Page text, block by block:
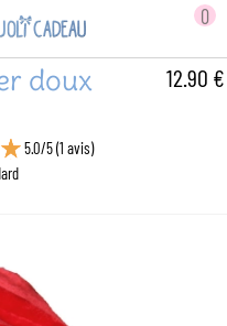
0
doux
5.0/5(1 avis)
12.90 €